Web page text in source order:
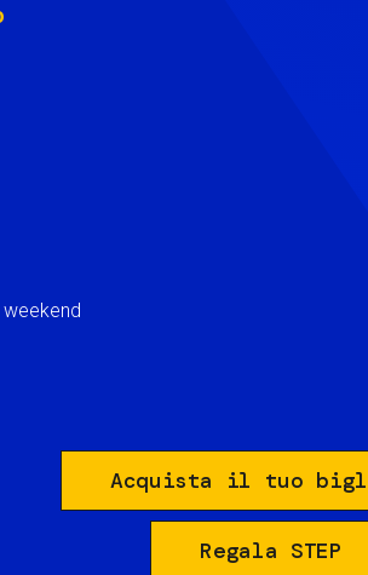
Acquista il tuo
Regala STEP